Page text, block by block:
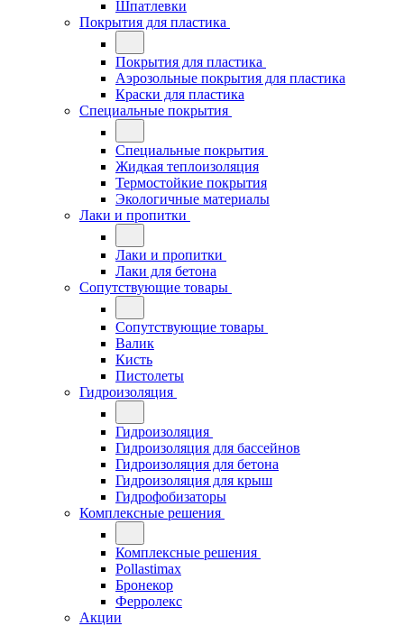
Шпатлевки
Покрытия для пластика
Покрытия для пластика
Аэрозольные покрытия для пластика
Краски для пластика
Специальные покрытия
Специальные покрытия
Жидкая теплоизоляция
Термостойкие покрытия
Экологичные материалы
Лаки и пропитки
Лаки и пропитки
Лаки для бетона
Сопутствующие товары
Сопутствующие товары
Валик
Кисть
Пистолеты
Гидроизоляция
Гидроизоляция
Гидроизоляция для бассейнов
Гидроизоляция для бетона
Гидроизоляция для крыш
Гидрофобизаторы
Комплексные решения
Комплексные решения
Pollastimax
Бронекор
Ферролекс
Акции